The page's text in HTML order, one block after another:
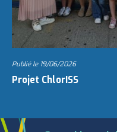
Publié le 19/06/2026
Projet ChlorISS